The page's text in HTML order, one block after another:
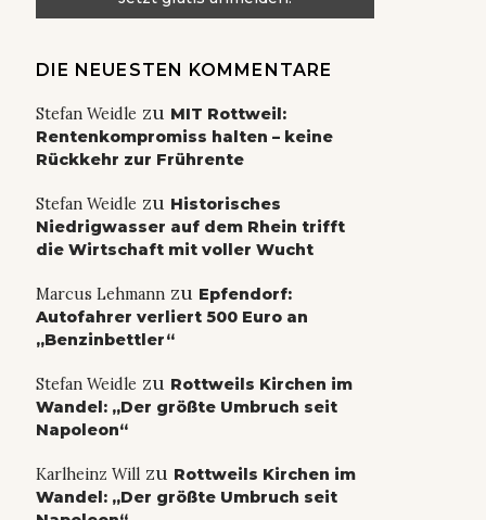
DIE NEUESTEN KOMMENTARE
Stefan Weidle zu MIT Rottweil:
Rentenkompromiss halten – keine
Rückkehr zur Frührente
Stefan Weidle zu Historisches
Niedrigwasser auf dem Rhein trifft
die Wirtschaft mit voller Wucht
Marcus Lehmannzu Epfendorf:
Autofahrer verliert 500 Euro an
„Benzinbettler“
Stefan Weidle zu Rottweils Kirchen im
Wandel: „Der größte Umbruch seit
Napoleon“
Karlheinz Willzu Rottweils Kirchen im
Wandel: „Der größte Umbruch seit